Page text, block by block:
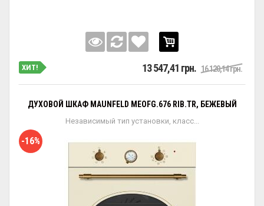
ХИТ! 13 547,41 грн. 16 120,14 грн.
ДУХОВОЙ ШКАФ MAUNFELD MEOFG.676 RIB.TR, БЕЖЕВЫЙ
Независимый тип установки, класс...
-16%